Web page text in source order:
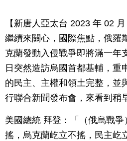
【新唐人亞太台 2023 年 02
繼續來關心，國際焦點，俄羅
克蘭發動入侵戰爭即將滿一年
日突然造訪烏國首都基輔，重
的民主、主權和領土完整，並
行聯合新聞發布會，來看到稍
美國總統 拜登：「（俄烏戰
搖，烏克蘭屹立不搖，民主屹